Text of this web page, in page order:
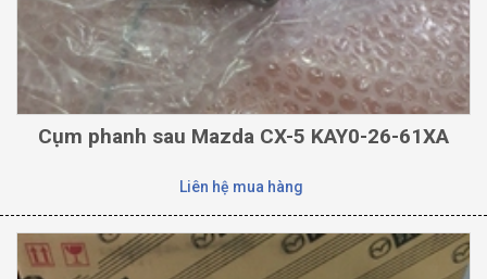
Cụm phanh sau Mazda CX-5 KAY0-26-61XA
Liên hệ mua hàng